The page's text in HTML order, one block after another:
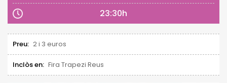
23:30h
Preu: 2 i 3 euros
Inclòs en: Fira Trapezi Reus